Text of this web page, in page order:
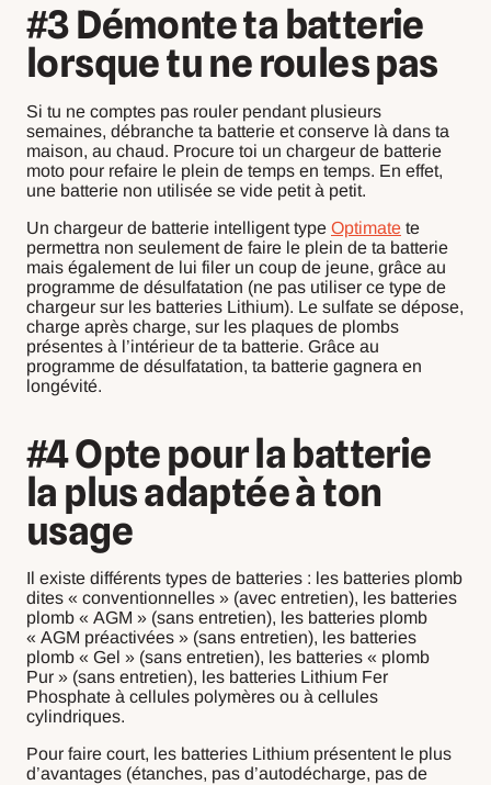
#3 Démonte ta batterie
lorsque tu ne roules pas
Si tu ne comptes pas rouler pendant plusieurs
semaines, débranche ta batterie et conserve là dans ta
maison, au chaud. Procure toi un chargeur de batterie
moto pour refaire le plein de temps en temps. En effet,
une batterie non utilisée se vide petit à petit.
Un chargeur de batterie intelligent type Optimate te
permettra non seulement de faire le plein de ta batterie
mais également de lui filer un coup de jeune, grâce au
programme de désulfatation (ne pas utiliser ce type de
chargeur sur les batteries Lithium). Le sulfate se dépose,
charge après charge, sur les plaques de plombs
présentes à l’intérieur de ta batterie. Grâce au
programme de désulfatation, ta batterie gagnera en
longévité.
#4 Opte pour la batterie
la plus adaptée à ton
usage
Il existe différents types de batteries : les batteries plomb
dites « conventionnelles » (avec entretien), les batteries
plomb « AGM » (sans entretien), les batteries plomb
« AGM préactivées » (sans entretien), les batteries
plomb « Gel » (sans entretien), les batteries « plomb
Pur » (sans entretien), les batteries Lithium Fer
Phosphate à cellules polymères ou à cellules
cylindriques.
Pour faire court, les batteries Lithium présentent le plus
d’avantages (étanches, pas d’autodécharge, pas de